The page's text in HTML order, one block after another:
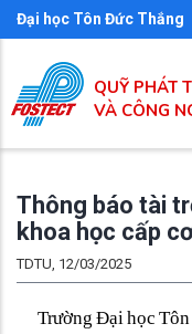
Nhảy
đến
dung
Đại học Tôn Đức Thắng
QUỸ PHÁT
VÀ CÔNG
Thông báo tài
khoa học cấp
TDTU, 12/03/2025
Trường Đại học